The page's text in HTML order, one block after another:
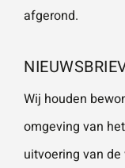
afgerond.
Wij houden
omgeving van
uitvoering van